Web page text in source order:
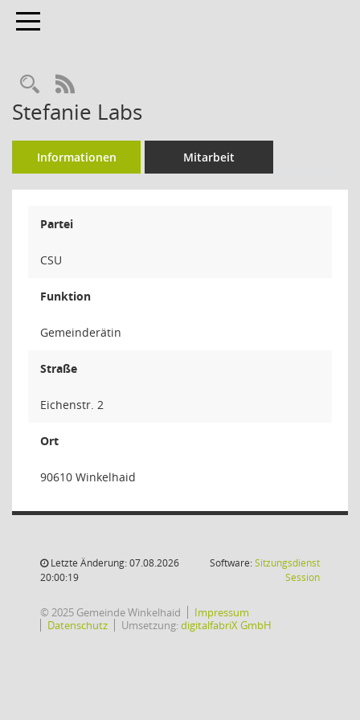
Toggle navigation
Rechercheauswahl
RSS-Feed
Stefanie Labs
Informationen Mitarbeit
Partei
CSU
Funktion
Gemeinderätin
Straße
Eichenstr. 2
Ort
90610 Winkelhaid
Letzte Änderung: 07.08.2026
20:00:19
Software:Sitzungsdienst
Session(Wird in
© 2025 Gemeinde Winkelhaid
Impressum
Datenschutz
Umsetzung:digitalfabriX GmbH